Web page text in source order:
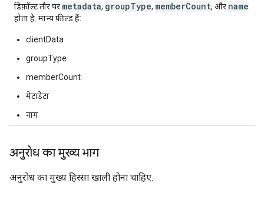
डिफ़ॉल्ट तौर पर metadata, groupType, memberCount, और name
होता है. मान्य फ़ील्ड हैं:
clientData
groupType
memberCount
मेटाडेटा
नाम
अनुरोध का मुख्य भाग
अनुरोध का मुख्य हिस्सा खाली होना चाहिए.